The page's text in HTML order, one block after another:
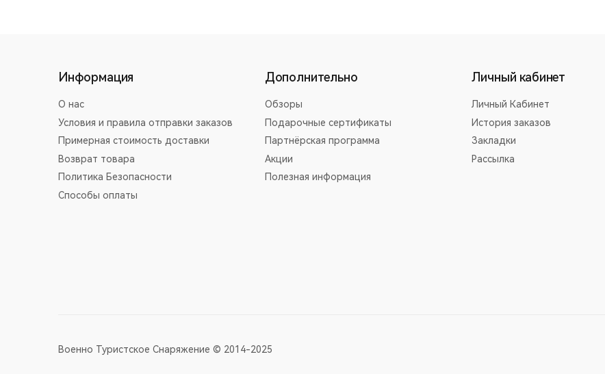
Информация
О нас
Условия и правила отправки заказов
Примерная стоимость доставки
Возврат товара
Политика Безопасности
Способы оплаты
Дополнительно
Обзоры
Подарочные сертификаты
Партнёрская программа
Акции
Полезная информация
Личный кабинет
Личный Кабинет
История заказов
Закладки
Рассылка
Военно Туристское Снаряжение © 2014-2025